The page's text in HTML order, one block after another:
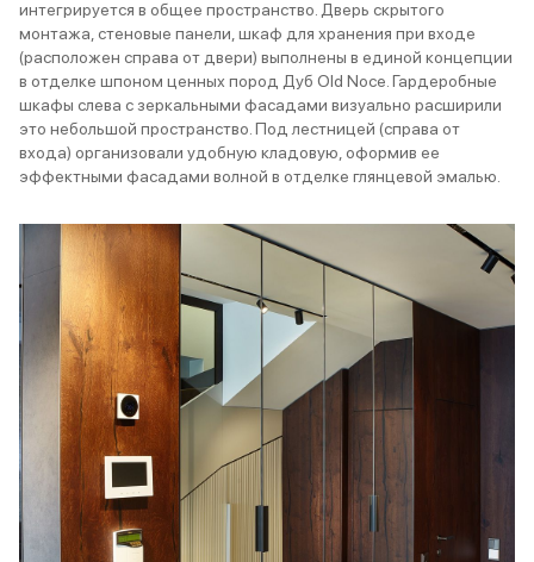
интегрируется в общее пространство. Дверь скрытого
монтажа, стеновые панели, шкаф для хранения при входе
(расположен справа от двери) выполнены в единой концепции
в отделке шпоном ценных пород Дуб Old Noce. Гардеробные
шкафы слева с зеркальными фасадами визуально расширили
это небольшой пространство. Под лестницей (справа от
входа) организовали удобную кладовую, оформив ее
эффектными фасадами волной в отделке глянцевой эмалью.